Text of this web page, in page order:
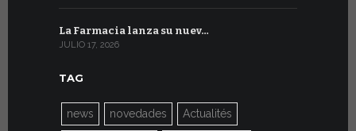
La Farmacia lanza su nuev…
JULIO 17, 2026
TAG
news novedades Actualités